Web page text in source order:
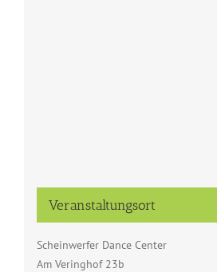
Veranstaltungsort
Scheinwerfer Dance Center
Am Veringhof 23b